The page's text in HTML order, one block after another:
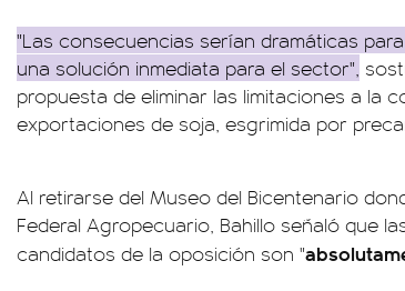
"Las consecuencias serían dramáticas
una solución inmediata para el sector",
propuesta de eliminar las limitaciones a la
exportaciones de soja, esgrimida por
Al retirarse del Museo del Bicentenario
Federal Agropecuario, Bahillo señaló que
candidatos de la oposición son "